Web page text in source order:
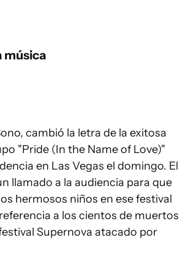
música
cambió la letra de la exitosa
"Pride (In the Name of Love)"
en Las Vegas el domingo. El
llamado a la audiencia para que
hermosos niños en ese festival
a los cientos de muertos
Supernova atacado por